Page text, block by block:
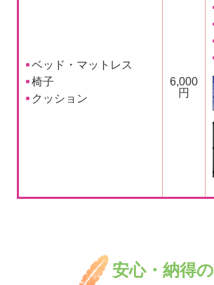
ベッド・マットレス
椅子
クッション
6,000
円
安心・納得の